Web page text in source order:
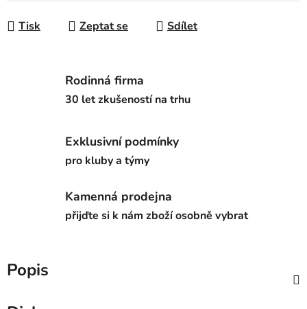
Tisk Zeptat se Sdílet
Rodinná firma
30 let zkušeností na trhu
Exklusivní podmínky
pro kluby a týmy
Kamenná prodejna
přijďte si k nám zboží osobně vybrat
Popis